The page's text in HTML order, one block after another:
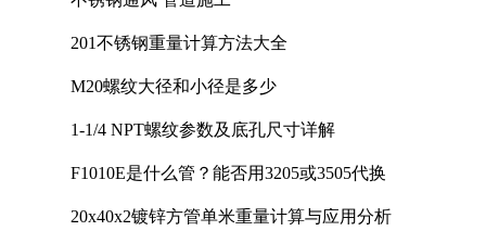
201不锈钢重量计算方法大全
M20螺纹大径和小径是多少
1-1/4 NPT螺纹参数及底孔尺寸详解
F1010E是什么管？能否用3205或3505代换
20x40x2镀锌方管单米重量计算与应用分析